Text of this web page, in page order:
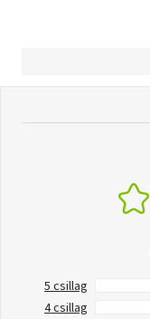
5 csillag
4 csillag